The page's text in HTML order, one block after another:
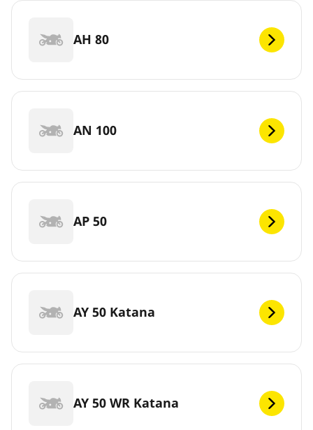
AH 80
AN 100
AP 50
AY 50 Katana
AY 50 WR Katana